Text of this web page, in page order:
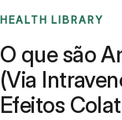
HEALTH LIBRARY
O que são
(Via
Efeitos